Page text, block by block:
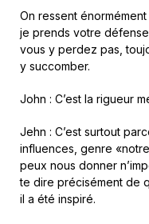
On ressent énormément
je prends votre
vous y perdez pas,
y succomber.
John : C’est la rigueur
Jehn : C’est surtout
influences, genre
peux nous donner
te dire précisément de
il a été inspiré.